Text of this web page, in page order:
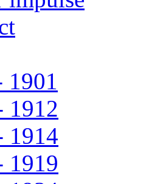
1901
1912
1914
1919